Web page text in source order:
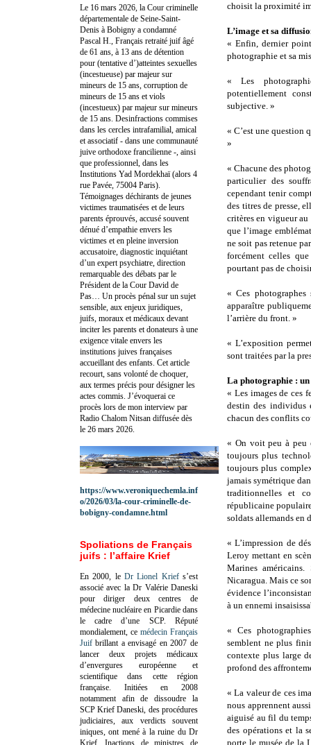
choisit la proximité
L’image et sa
« Enfin, dernier
photographie et sa
« Les
potentiellement
subjective. »
« C’est une question
»
« Chacune des
particulier des
cependant tenir
des titres de presse,
critères en vigueur
que l’image
ne soit pas retenue
forcément celles
pourtant pas de
« Ces
apparaître
l’arrière du front. »
« L’exposition
sont traitées par la
La photographie :
« Les images de ces
destin des individus
chacun des conflits
« On voit peu à peu
toujours plus
toujours plus
jamais symétrique
traditionnelles et
républicaine
soldats allemands en
« L’impression de
Leroy mettant en
Marines
Nicaragua. Mais ce
évidence
à un ennemi
« Ces
semblent ne plus
contexte plus large
profond des
« La valeur de ces
nous apprennent
aiguisé au fil du
des opérations et la
porte le musée de la
Le 16 mars 2026, la Cour criminelle
départementale de Seine-Saint-
Denis à Bobigny a condamné
Pascal H., Français retraité juif âgé
de 61 ans, à 13 ans de détention
pour (tentative d’)atteintes sexuelles
(incestueuse) par majeur sur
mineurs de 15 ans, corruption de
mineurs de 15 ans et viols
(incestueux) par majeur sur mineurs
de 15 ans. Desinfractions commises
dans les cercles intrafamilial, amical
et associatif - dans une communauté
juive orthodoxe francilienne -, ainsi
que professionnel, dans les
Institutions Yad Mordekhaï (alors 4
rue Pavée, 75004 Paris).
Témoignages déchirants de jeunes
victimes traumatisées et de leurs
parents éprouvés, accusé souvent
dénué d’empathie envers les
victimes et en pleine inversion
accusatoire, diagnostic inquiétant
d’un expert psychiatre, direction
remarquable des débats par le
Président de la Cour David de
Pas… Un procès pénal sur un sujet
sensible, aux enjeux juridiques,
juifs, moraux et médicaux devant
inciter les parents et donateurs à une
exigence vitale envers les
institutions juives françaises
accueillant des enfants. Cet article
recourt, sans volonté de choquer,
aux termes précis pour désigner les
actes commis. J’évoquerai ce
procès lors de mon interview par
Radio Chalom Nitsan diffusée dès
le 26 mars 2026.
https://www.veroniquechemla.inf
o/2026/03/la-cour-criminelle-de-
bobigny-condamne.html
Spoliations de Français
juifs : l’affaire Krief
En 2000, le Dr Lionel Kriefs’est
associé avec la Dr Valérie Daneski
pour diriger deux centres de
médecine nucléaire en Picardie dans
le cadre d’une SCP. Réputé
mondialement, ce médecin Français
Juif brillant a envisagé en 2007 de
lancer deux projets médicaux
d’envergures européenne et
scientifique dans cette région
française. Initiées en 2008
notamment afin de dissoudre la
SCP Krief Daneski, des procédures
judiciaires, aux verdicts souvent
iniques, ont mené à la ruine du Dr
Krief.Inactions de ministres de